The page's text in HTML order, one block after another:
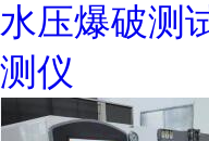
水压爆破测
测仪